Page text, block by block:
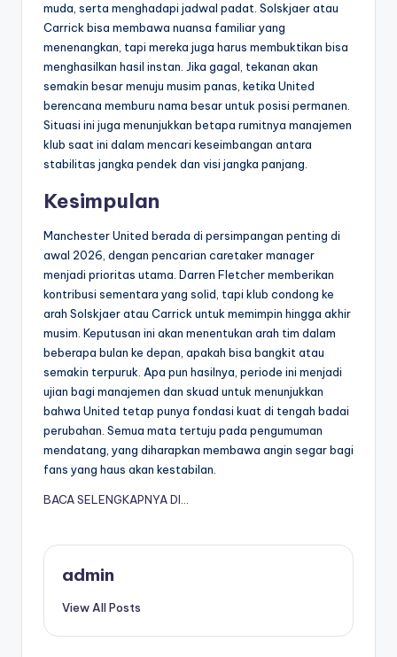
muda, serta menghadapi jadwal padat. Solskjaer atau
Carrick bisa membawa nuansa familiar yang
menenangkan, tapi mereka juga harus membuktikan bisa
menghasilkan hasil instan. Jika gagal, tekanan akan
semakin besar menuju musim panas, ketika United
berencana memburu nama besar untuk posisi permanen.
Situasi ini juga menunjukkan betapa rumitnya manajemen
klub saat ini dalam mencari keseimbangan antara
stabilitas jangka pendek dan visi jangka panjang.
Kesimpulan
Manchester United berada di persimpangan penting di
awal 2026, dengan pencarian caretaker manager
menjadi prioritas utama. Darren Fletcher memberikan
kontribusi sementara yang solid, tapi klub condong ke
arah Solskjaer atau Carrick untuk memimpin hingga akhir
musim. Keputusan ini akan menentukan arah tim dalam
beberapa bulan ke depan, apakah bisa bangkit atau
semakin terpuruk. Apa pun hasilnya, periode ini menjadi
ujian bagi manajemen dan skuad untuk menunjukkan
bahwa United tetap punya fondasi kuat di tengah badai
perubahan. Semua mata tertuju pada pengumuman
mendatang, yang diharapkan membawa angin segar bagi
fans yang haus akan kestabilan.
BACA SELENGKAPNYA DI…
admin
View All Posts